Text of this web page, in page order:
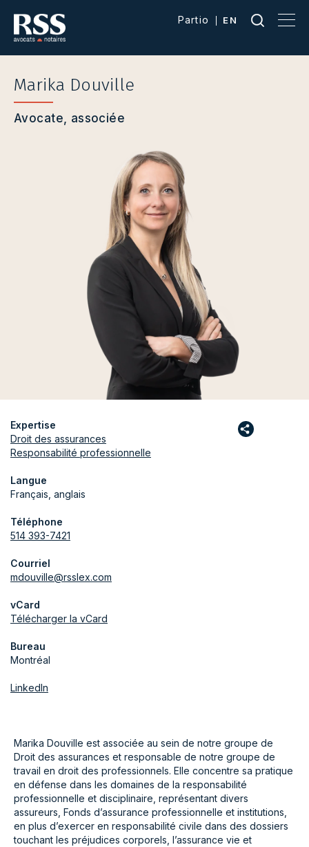
Partio EN
Marika Douville
Avocate, associée
Expertise
Droit des assurances
Responsabilité professionnelle
Langue
Français, anglais
Téléphone
514 393-7421
Courriel
mdouville@rsslex.com
vCard
Télécharger la vCard
Bureau
Montréal
LinkedIn
Marika Douville est associée au sein de notre groupe de
Droit des assurances et responsable de notre groupe de
travail en droit des professionnels. Elle concentre sa pratique
en défense dans les domaines de la responsabilité
professionnelle et disciplinaire, représentant divers
assureurs, Fonds d’assurance professionnelle et institutions,
en plus d’exercer en responsabilité civile dans des dossiers
touchant les préjudices corporels, l’assurance vie et